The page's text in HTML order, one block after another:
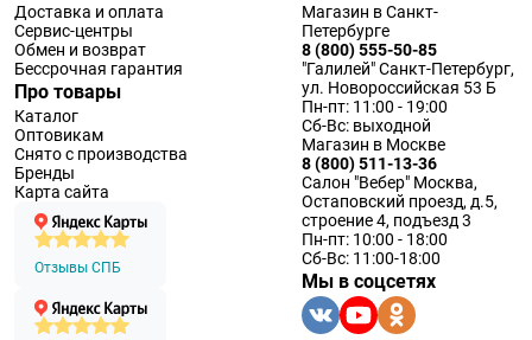
Доставка и оплата
Сервис-центры
Обмен и возврат
Бессрочная гарантия
Про товары
Каталог
Оптовикам
Снято с производства
Бренды
Карта сайта
Отзывы СПБ
Магазин в Санкт-
Петербурге
8 (800) 555-50-85
"Галилей" Санкт-Петербург,
ул. Новороссийская 53 Б
Пн-пт: 11:00 - 19:00
Сб-Вс: выходной
Магазин в Москве
8 (800) 511-13-36
Салон "Вебер" Москва,
Остаповский проезд, д.5,
строение 4, подъезд 3
Пн-пт: 10:00 - 18:00
Сб-Вс: 11:00-18:00
Мы в соцсетях